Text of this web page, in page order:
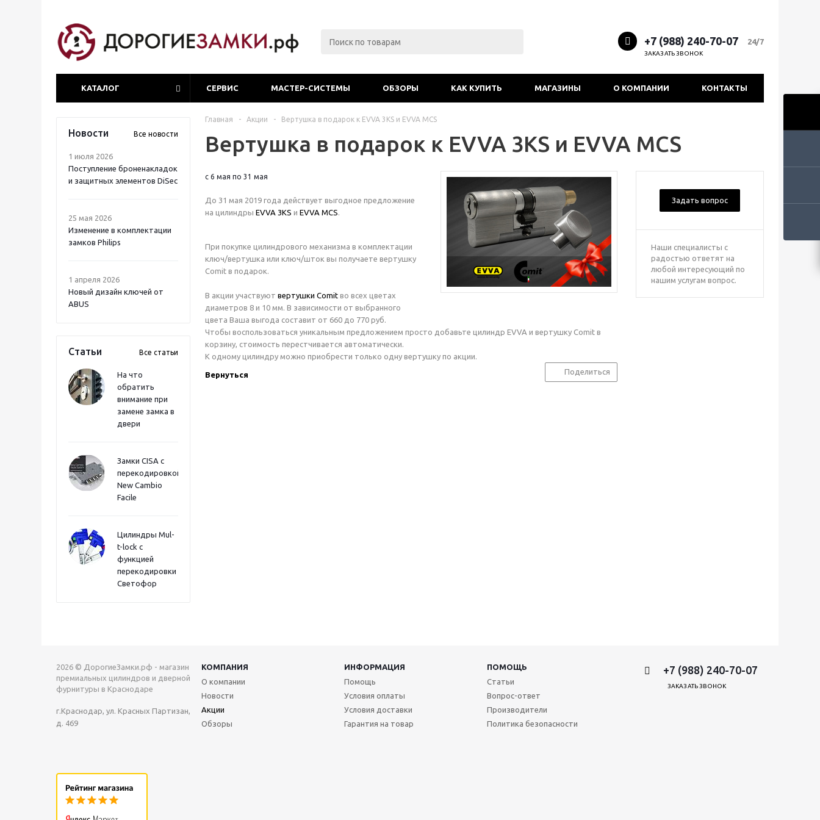
+7 (988) 240-70-07 24/7
ЗАКАЗАТЬ ЗВОНОК
КАТАЛОГ СЕРВИС МАСТЕР-СИСТЕМЫ ОБЗОРЫ КАК КУПИТЬ МАГАЗИНЫ О КОМПАНИИ КОНТАКТЫ
Новости Все новости
1 июля 2026
Поступление броненакладок
и защитных элементов DiSec
25 мая 2026
Изменение в комплектации
замков Philips
1 апреля 2026
Новый дизайн ключей от
ABUS
Статьи Все статьи
На что
обратить
внимание при
замене замка в
двери
Замки CISA с
перекодировкой
New Cambio
Facile
Цилиндры Mul-
t-lock с
функцией
перекодировки
Светофор
Главная - Акции - Вертушка в подарок к EVVA 3KS и EVVA MCS
Вертушка в подарок к EVVA 3KS и EVVA MCS
Задать вопрос
Наши специалисты с
радостью ответят на
любой интересующий по
нашим услугам вопрос.
с 6 мая по 31 мая
До 31 мая 2019 года действует выгодное предложение
на цилиндры EVVA 3KS и EVVA MCS.
При покупке цилиндрового механизма в комплектации
ключ/вертушка или ключ/шток вы получаете вертушку
Comit в подарок.
В акции участвуют вертушки Comit во всех цветах
диаметров 8 и 10 мм. В зависимости от выбранного
цвета Ваша выгода составит от 660 до 770 руб.
Чтобы воспользоваться уникальным предложением просто добавьте цилиндр EVVA и вертушку Comit в
корзину, стоимость перестчивается автоматически.
К одному цилиндру можно приобрести только одну вертушку по акции.
Вернуться Поделиться
2026 © ДорогиеЗамки.рф - магазин
премиальных цилиндров и дверной
фурнитуры в Краснодаре
г.Краснодар, ул. Красных Партизан,
д. 469
КОМПАНИЯ ИНФОРМАЦИЯ
ПОМОЩЬ
О компании
Новости
Акции
Обзоры
Помощь
Условия оплаты
Условия доставки
Гарантия на товар
Статьи
Вопрос-ответ
Производители
Политика безопасности
+7 (988) 240-70-07
ЗАКАЗАТЬ ЗВОНОК